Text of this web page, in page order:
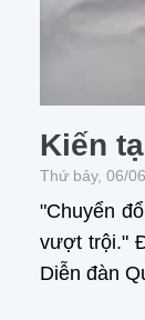
Kiến
Thứ bảy, 06/
"Chuyển
vượt trội."
Diễn đàn